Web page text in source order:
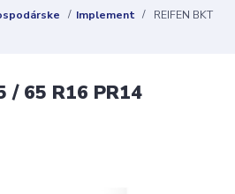
Implement
REIFEN BKT
/ 65 R16 PR14